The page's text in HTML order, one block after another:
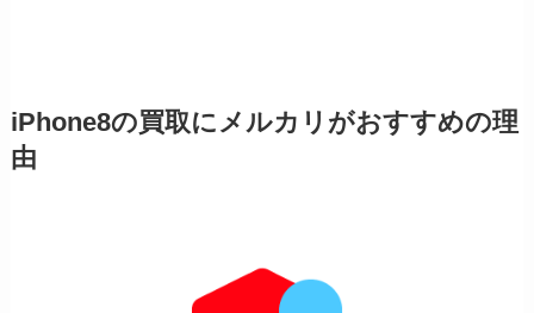
iPhone8の買取にメルカリがおすすめの理
由